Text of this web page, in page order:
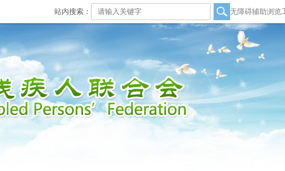
无障碍辅助浏览
站内搜索：